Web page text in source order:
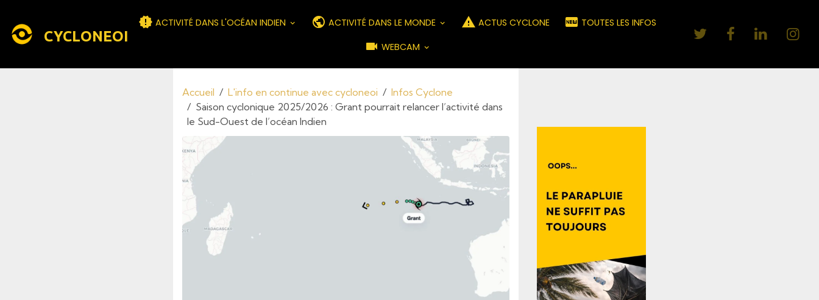
CYCLONEOI
ACTIVITÉ DANS L'OCÉAN INDIEN ACTIVITÉ DANS LE MONDE ACTUS CYCLONE
TOUTES LES INFOS
WEBCAM
Accueil L'info en continue avec cycloneoi
Infos Cyclone
Saison cyclonique 2025/2026 : Grant pourrait relancer l’activité dans
le Sud-Ouest de l’océan Indien